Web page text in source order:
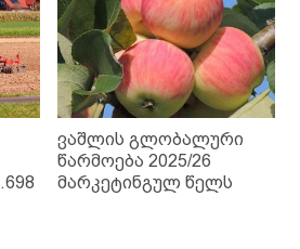
ვაშლის გლობალური
წარმოება 2025/26
მარკეტინგულ წელს